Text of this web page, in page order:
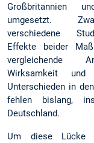
Großbritannien
umgesetzt.
verschiedene
Effekte beider
vergleichende
Wirksamkeit
Unterschieden in
fehlen bislang,
Deutschland.
Um diese Lücke